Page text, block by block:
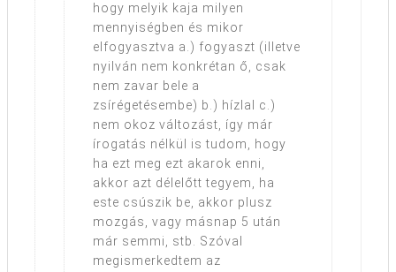
hogy melyik kaja milyen
mennyiségben és mikor
elfogyasztva a.) fogyaszt (illetve
nyilván nem konkrétan ő, csak
nem zavar bele a
zsírégetésembe) b.) hízlal c.)
nem okoz változást, így már
írogatás nélkül is tudom, hogy
ha ezt meg ezt akarok enni,
akkor azt délelőtt tegyem, ha
este csúszik be, akkor plusz
mozgás, vagy másnap 5 után
már semmi, stb. Szóval
megismerkedtem az